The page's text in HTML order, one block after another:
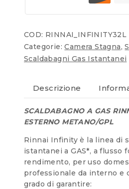
COD: RINNAI_INFINITY32L
Categorie:Camera Stagna,
Scaldabagni Gas Istantanei
Descrizione
SCALDABAGNO A GAS
ESTERNO METANO/GPL
Rinnai Infinity è la linea di
istantanei a GAS*, a flusso
rendimento, per uso
professionale da interno e
grado di garantire: